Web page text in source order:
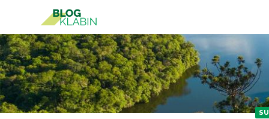
Pular para o Conteúdo principal